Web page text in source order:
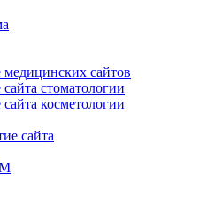
сайтов
стоматологии
косметологии
сайта